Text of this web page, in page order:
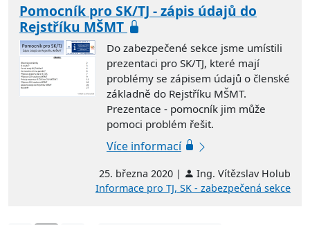
Pomocník pro SK/TJ - zápis údajů do
Rejstříku MŠMT
Do zabezpečené sekce jsme umístili
prezentaci pro SK/TJ, které mají
problémy se zápisem údajů o členské
základně do Rejstříku MŠMT.
Prezentace - pomocník jim může
pomoci problém řešit.
Více informací
25. března 2020 |
Ing. Vítězslav Holub
Informace pro TJ, SK - zabezpečená sekce